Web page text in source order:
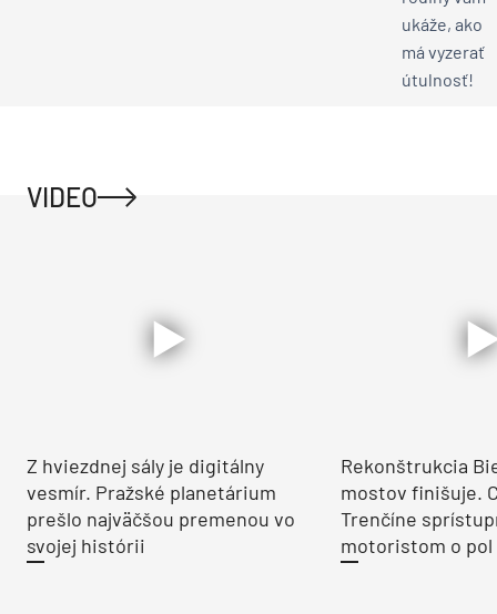
VIDEO
Z hviezdnej sály je digitálny
vesmír. Pražské planetárium
prešlo najväčšou premenou vo
svojej histórii
Rekonštrukcia
mostov finišuje.
Trenčíne
motoristom o pol